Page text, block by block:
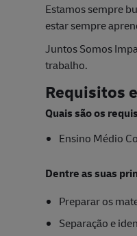
Estamos sempre
estar sempre
Juntos Somos
trabalho.
Requisitos
Quais são os
Ensino Médio
Dentre as suas
Preparar os
Separação e